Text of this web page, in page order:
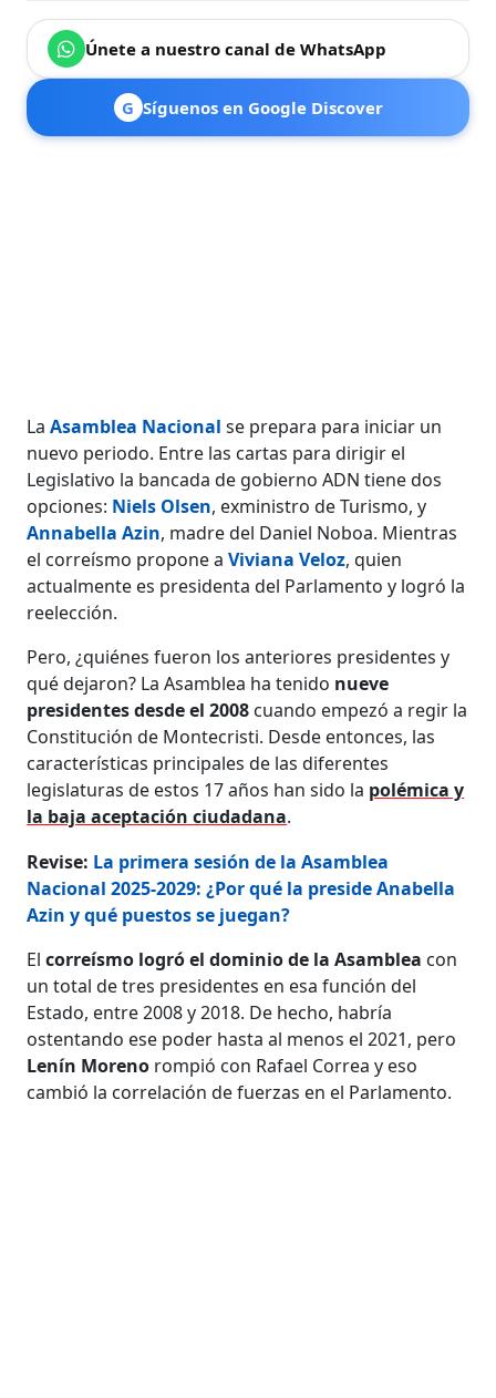
Únete a nuestro canal de WhatsApp
G Síguenos en Google Discover
La Asamblea Nacional se prepara para iniciar un
nuevo periodo. Entre las cartas para dirigir el
Legislativo la bancada de gobierno ADN tiene dos
opciones: Niels Olsen, exministro de Turismo, y
Annabella Azin, madre del Daniel Noboa. Mientras
el correísmo propone aViviana Veloz, quien
actualmente es presidenta del Parlamento y logró la
reelección.
Pero, ¿quiénes fueron los anteriores presidentes y
qué dejaron? La Asamblea ha tenido nueve
presidentes desde el 2008 cuando empezó a regir la
Constitución de Montecristi. Desde entonces, las
características principales de las diferentes
legislaturas de estos 17 años han sido la polémica y
la baja aceptación ciudadana.
Revise: La primera sesión de la Asamblea
Nacional 2025-2029: ¿Por qué la preside Anabella
Azin y qué puestos se juegan?
Elcorreísmo logró el dominio de la Asamblea con
un total de tres presidentes en esa función del
Estado, entre 2008 y 2018. De hecho, habría
ostentando ese poder hasta al menos el 2021, pero
Lenín Moreno rompió con Rafael Correa y eso
cambió la correlación de fuerzas en el Parlamento.